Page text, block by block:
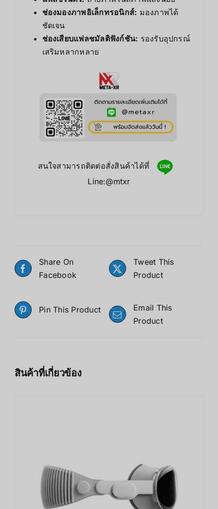
ช่องมองภาพอิเล็กทรอนิกส์: มองภาพได้
ชัดเจน
ช่องเสียบแฟลชมัลติฟังก์ชัน: รองรับอุปกรณ์
เสริมหลากหลาย
สนใจสามารถติดต่อสั่งสินค้าได้ที่
Line:@mtxr
Share On
Facebook
Tweet This
Product
Pin This Product
Email This
Product
สินค้าที่เกี่ยวข้อง